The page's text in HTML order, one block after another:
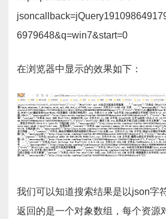
6979648&q=win7&start=0
在浏览器中显示的效果如下：
我们可以知道搜索结果是以json字
返回的是一个对象数组，每个资源